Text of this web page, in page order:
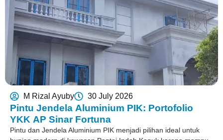
M Rizal Ayuby 30 July 2026
Pintu Jendela Aluminium PIK: Portofolio
YKK AP Sinar Fortuna
Pintu dan Jendela Aluminium PIK menjadi pilihan ideal untuk